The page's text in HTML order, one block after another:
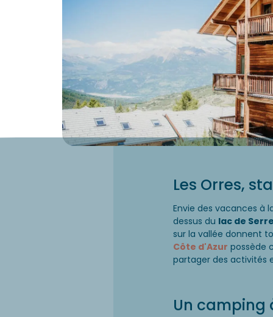
Les Orres,
Envie des vacances à
dessus du lac de
sur la vallée donnent
Côte d'Azur possède
partager des activités
Un camping